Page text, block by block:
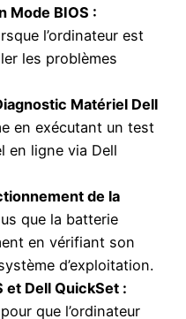
Mode BIOS :
l’ordinateur est
les problèmes
Matériel Dell
en exécutant un test
en ligne via Dell
de la
que la batterie
en vérifiant son
d’exploitation.
et Dell QuickSet :
que l’ordinateur